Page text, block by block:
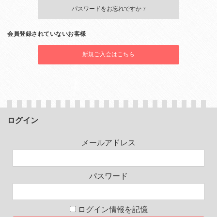
パスワードをお忘れですか ?
会員登録されていないお客様
新規ご入会はこちら
ログイン
メールアドレス
パスワード
ログイン情報を記憶